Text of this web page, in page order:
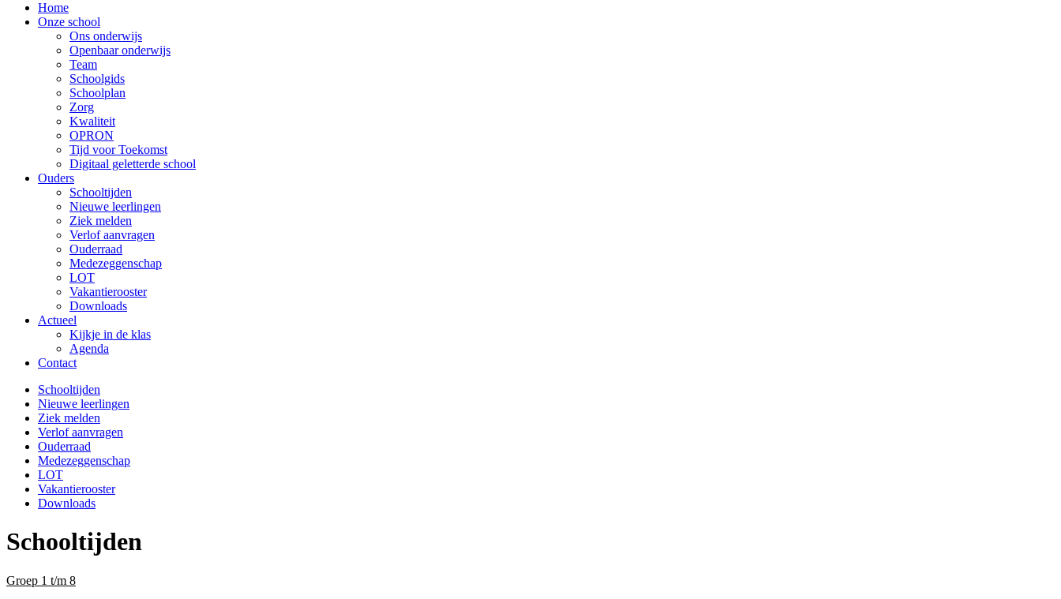
Home
Onze school
Ons onderwijs
Openbaar onderwijs
Team
Schoolgids
Schoolplan
Zorg
Kwaliteit
OPRON
Tijd voor Toekomst
Digitaal geletterde school
Ouders
Schooltijden
Nieuwe leerlingen
Ziek melden
Verlof aanvragen
Ouderraad
Medezeggenschap
LOT
Vakantierooster
Downloads
Actueel
Kijkje in de klas
Agenda
Contact
Schooltijden
Nieuwe leerlingen
Ziek melden
Verlof aanvragen
Ouderraad
Medezeggenschap
LOT
Vakantierooster
Downloads
Schooltijden
Groep 1 t/m 8